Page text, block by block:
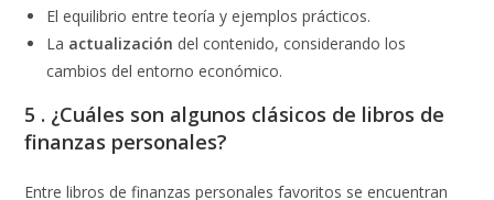
El equilibrio entre teoría y ejemplos prácticos.
La actualización del contenido, considerando los
cambios del entorno económico.
5 . ¿Cuáles son algunos clásicos de libros de
finanzas personales?
Entre libros de finanzas personales favoritos se encuentran